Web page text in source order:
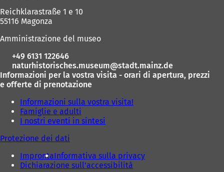
h
e
a
)
Reichklarastraße 1 e 10
55116 Magonza
Amministrazione del museo
+49 6131 122646
naturhistorisches.museum
stadt.mainz de
Informazioni per la vostra visita - orari di apertura, prezzi
e offerte di prenotazione
Informazioni sulla vostra visita!
Famiglie e adulti
I nostri eventi in sintesi
Protezione dei dati
ImprontaInformativa sulla privacy
Dichiarazione sull'accessibilità